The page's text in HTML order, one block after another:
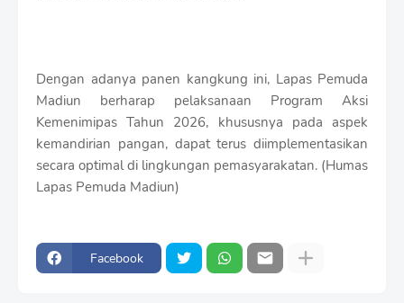
Dengan adanya panen kangkung ini, Lapas Pemuda
Madiun berharap pelaksanaan Program Aksi
Kemenimipas Tahun 2026, khususnya pada aspek
kemandirian pangan, dapat terus diimplementasikan
secara optimal di lingkungan pemasyarakatan. (Humas
Lapas Pemuda Madiun)
Facebook